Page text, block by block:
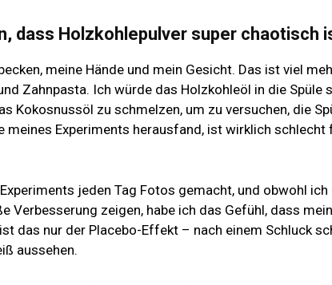
dass Holzkohlepulver super chaotisch
meine Hände und mein Gesicht. Das ist viel
Zahnpasta. Ich würde das Holzkohleöl in die Spüle
Kokosnussöl zu schmelzen, um zu versuchen, die
meines Experiments herausfand, ist wirklich schlecht
jeden Tag Fotos gemacht, und obwohl ich
Verbesserung zeigen, habe ich das Gefühl, dass
das nur der Placebo-Effekt – nach einem Schluck
aussehen.